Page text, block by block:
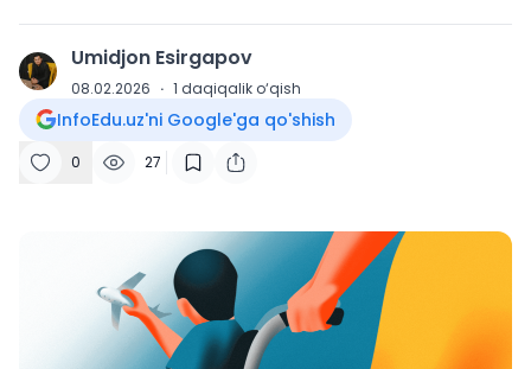
U Umidjon Esirgapov
08.02.2026 · 1 daqiqalik o‘qish
InfoEdu.uz'ni Google'ga qo'shish
0 27